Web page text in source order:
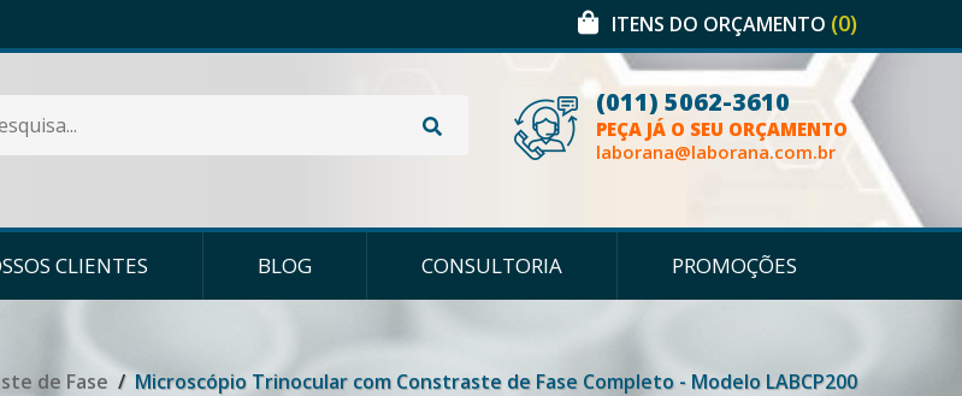
ITENS DO ORÇAMENTO (0)
(011) 5062-3610
PEÇA JÁ O SEU ORÇAMENTO
laborana@laborana.com.br
CLIENTES BLOG CONSULTORIA PROMOÇÕES
de Fase Microscópio Trinocular com Constraste de Fase Completo - Modelo LABCP200